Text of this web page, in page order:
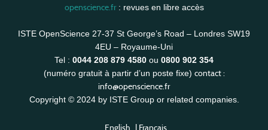
openscience.fr: revues en libre accès
ISTE OpenScience 27-37 St George’s Road – Londres SW19
4EU – Royaume-Uni
Tel : 0044 208 879 4580 ou 0800 902 354
(numéro gratuit à partir d’un poste fixe) contact :
info@openscience.fr
Copyright © 2024 by ISTE Group or related companies.
English | Français